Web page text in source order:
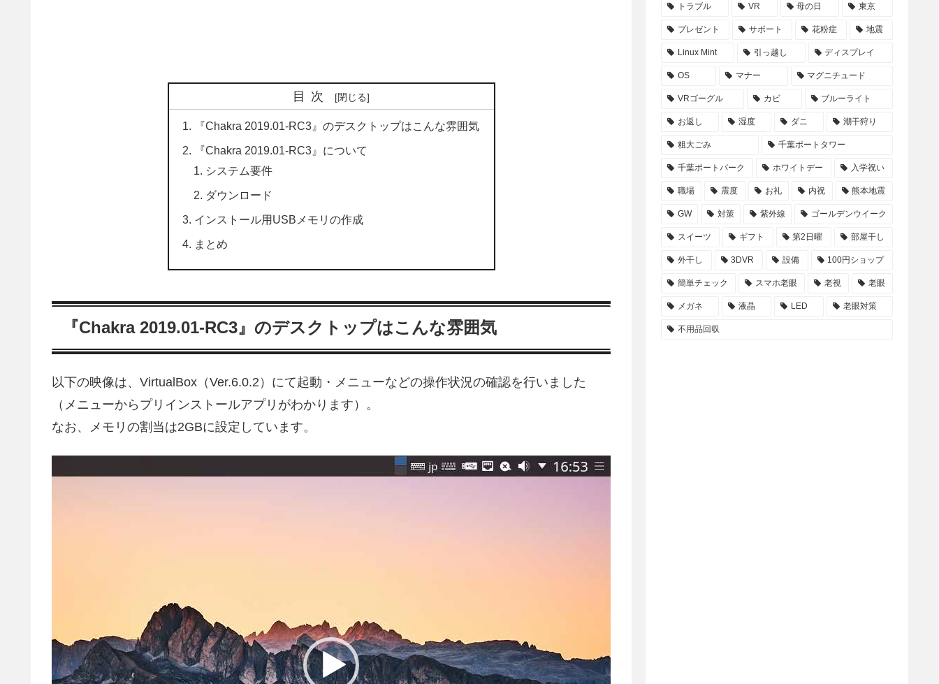
目次
『Chakra 2019.01-RC3』のデスクトップはこんな雰囲気
『Chakra 2019.01-RC3』について
システム要件
ダウンロード
インストール用USBメモリの作成
まとめ
『Chakra 2019.01-RC3』のデスクトップはこんな雰囲気
以下の映像は、VirtualBox（Ver.6.0.2）にて起動・メニューなどの操作状況の確認を行いました
（メニューからプリインストールアプリがわかります）。
なお、メモリの割当は2GBに設定しています。
トラブル VR 母の日 東京
プレゼント サポート 花粉症 地震
Linux Mint 引っ越し ディスプレイ
OS マナー マグニチュード
VRゴーグル カビ ブルーライト
お返し 湿度 ダニ 潮干狩り
粗大ごみ 千葉ポートタワー
千葉ポートパーク ホワイトデー 入学祝い
職場 震度 お礼 内祝 熊本地震
GW 対策 紫外線 ゴールデンウイーク
スイーツ ギフト 第2日曜 部屋干し
外干し 3DVR 設備 100円ショップ
簡単チェック スマホ老眼 老視 老眼
メガネ 液晶 LED 老眼対策
不用品回収